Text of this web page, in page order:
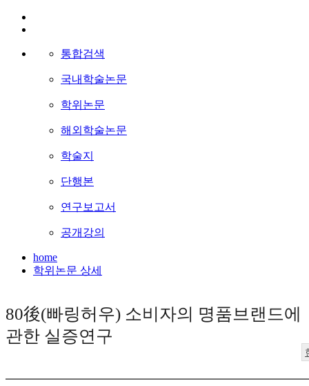
통합검색
국내학술논문
학위논문
해외학술논문
학술지
단행본
연구보고서
공개강의
home
학위논문 상세
80後(빠링허우) 소비자의 명품브랜드에
관한 실증연구